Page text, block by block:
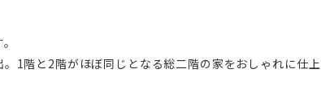
1階と2階がほぼ同じとなる総二階の家をおしゃれに仕上